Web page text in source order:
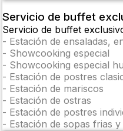
Servicio de buffet
Servicio de buffet
- Estación de ensaladas,
- Showcooking especial
- Showcooking especial
- Estación de postres
- Estación de mariscos
- Estación de ostras
- Estación de postres
- Estación de sopas frias